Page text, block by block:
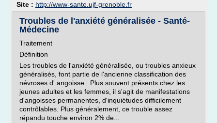
Site : http://www-sante.ujf-grenoble.fr
Troubles de l'anxiété généralisée - Santé-
Médecine
Traitement
Définition
Les troubles de l'anxiété généralisée, ou troubles anxieux
généralisés, font partie de l'ancienne classification des
névroses d' angoisse . Plus souvent présents chez les
jeunes adultes et les femmes, il s'agit de manifestations
d'angoisses permanentes, d'inquiétudes difficilement
contrôlables. Plus généralement, ce trouble assez
répandu touche environ 2% de...